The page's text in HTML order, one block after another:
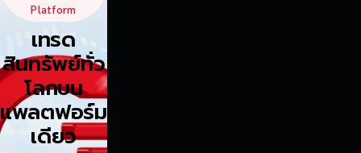
Platform
เทรด
สินทรัพย์ทั่ว
โลกบน
แพลตฟอร์ม
เดียว